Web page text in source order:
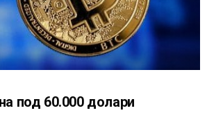
под 60.000 долари